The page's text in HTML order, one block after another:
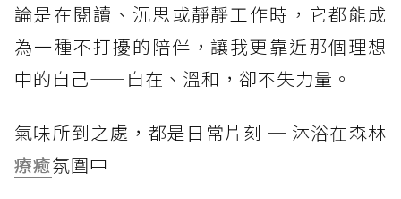
論是在閱讀、沉思或靜靜工作時，它都能成
為一種不打擾的陪伴，讓我更靠近那個理想
中的自己——自在、溫和，卻不失力量。
氣味所到之處，都是日常片刻 ─ 沐浴在森林
療癒氛圍中